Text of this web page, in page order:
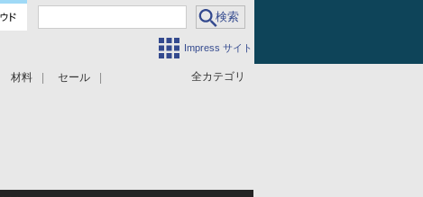
Impress サイト
全カテゴリ
材料 セール